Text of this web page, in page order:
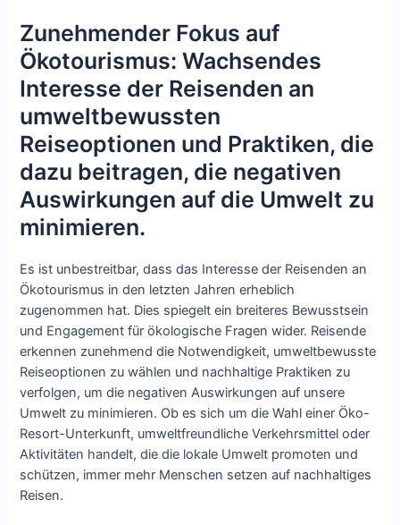
Zunehmender Fokus auf
Ökotourismus: Wachsendes
Interesse der Reisenden an
umweltbewussten
Reiseoptionen und Praktiken, die
dazu beitragen, die negativen
Auswirkungen auf die Umwelt zu
minimieren.
Es ist unbestreitbar, dass das Interesse der Reisenden an
Ökotourismus in den letzten Jahren erheblich
zugenommen hat. Dies spiegelt ein breiteres Bewusstsein
und Engagement für ökologische Fragen wider. Reisende
erkennen zunehmend die Notwendigkeit, umweltbewusste
Reiseoptionen zu wählen und nachhaltige Praktiken zu
verfolgen, um die negativen Auswirkungen auf unsere
Umwelt zu minimieren. Ob es sich um die Wahl einer Öko-
Resort-Unterkunft, umweltfreundliche Verkehrsmittel oder
Aktivitäten handelt, die die lokale Umwelt promoten und
schützen, immer mehr Menschen setzen auf nachhaltiges
Reisen.